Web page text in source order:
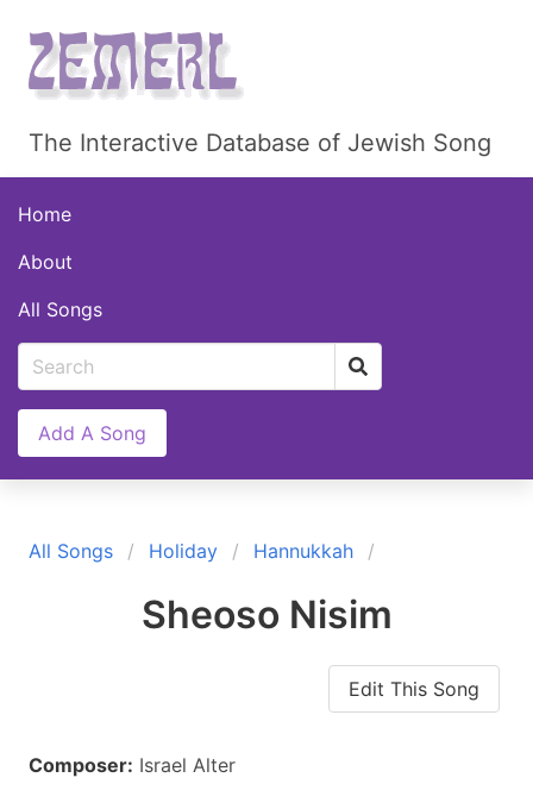
The Interactive Database of Jewish Song
Home
About
All Songs
Add A Song
All Songs Holiday Hannukkah
Sheoso Nisim
Edit This Song
Composer: Israel Alter